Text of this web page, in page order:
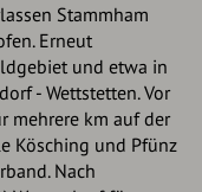
Stammham
Erneut
und etwa in
- Wettstetten. Vor
mehrere km auf der
Kösching und Pfünz
Nach